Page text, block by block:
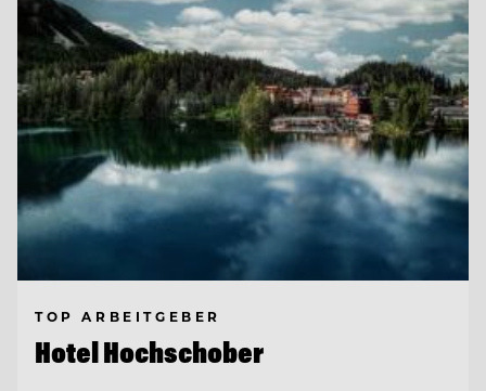
TOP ARBEITGEBER
Hotel Hochschober